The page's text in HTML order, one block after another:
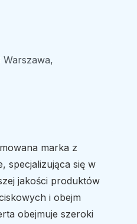
marka z
specjalizująca się w
jakości produktów
i obejm
obejmuje szeroki